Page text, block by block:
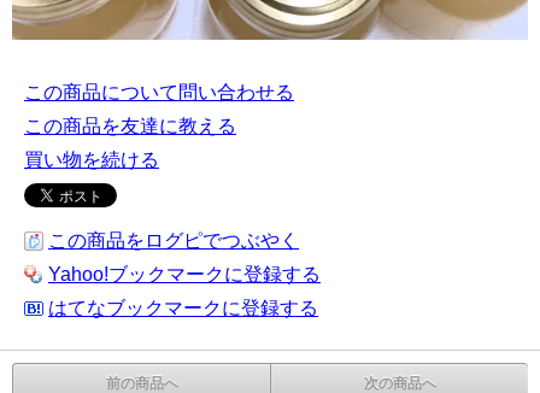
この商品について問い合わせる
この商品を友達に教える
買い物を続ける
この商品をログピでつぶやく
Yahoo!ブックマークに登録する
はてなブックマークに登録する
前の商品へ 次の商品へ